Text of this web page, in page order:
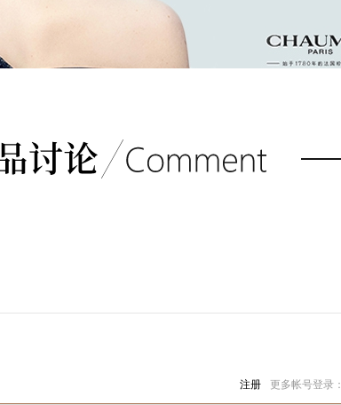
注册 更多帐号登录：